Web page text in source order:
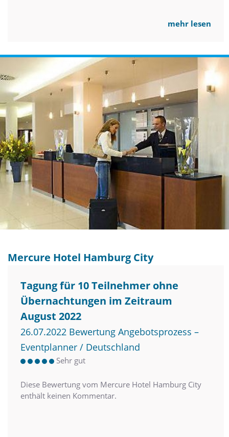
mehr lesen
Mercure Hotel Hamburg City
Tagung für 10 Teilnehmer ohne
Übernachtungen im Zeitraum
August 2022
26.07.2022 Bewertung Angebotsprozess –
Eventplanner / Deutschland
Sehr gut
Diese Bewertung vom Mercure Hotel Hamburg City
enthält keinen Kommentar.